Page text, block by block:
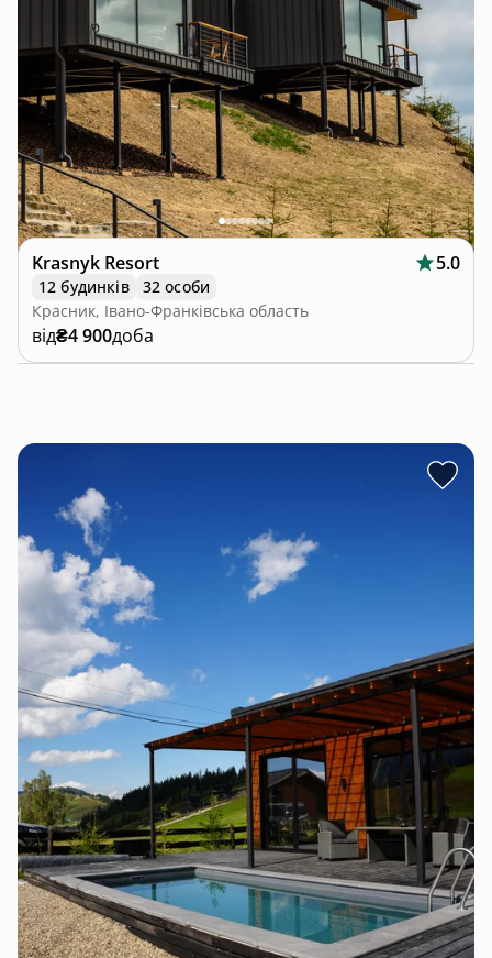
Krasnyk Resort 5.0
12 будинків
32 особи
Красник, Івано-Франківська область
від₴4 900доба